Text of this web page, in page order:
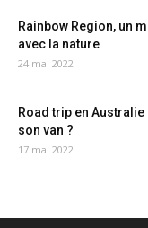
Rainbow Region, un
avec la nature
24 mai 2022
Road trip en
son van ?
17 mai 2022